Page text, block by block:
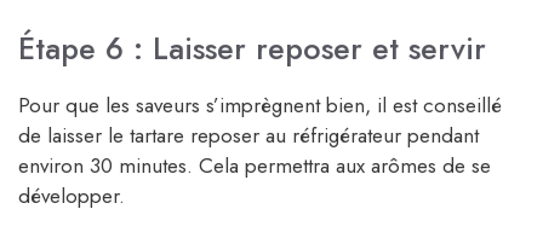
Étape 6 : Laisser reposer et servir
Pour que les saveurs s’imprègnent bien, il est conseillé
de laisser le tartare reposer au réfrigérateur pendant
environ 30 minutes. Cela permettra aux arômes de se
développer.